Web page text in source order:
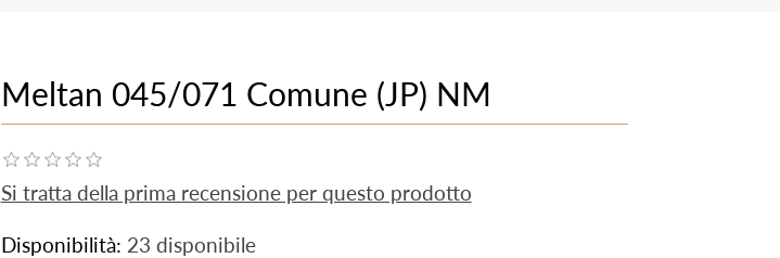
Meltan 045/071 Comune (JP) NM
Si tratta della prima recensione per questo prodotto
Disponibilità: 23 disponibile